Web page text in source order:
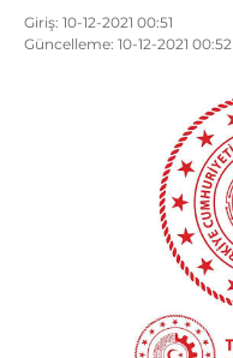
Giriş: 10-12-2021 00:51
Güncelleme: 10-12-2021 00:52